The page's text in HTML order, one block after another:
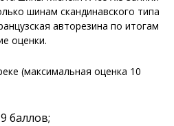
шинам скандинавского типа
авторезина по итогам
оценки.
(максимальная оценка 10
баллов;